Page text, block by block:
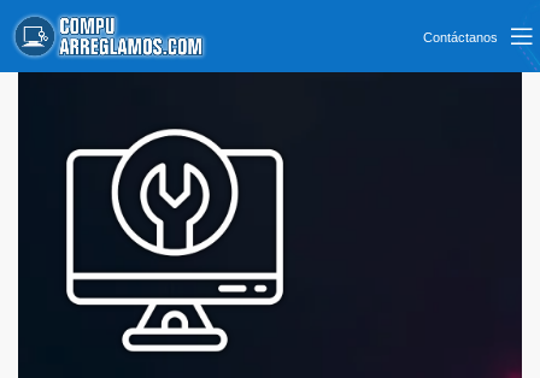
Contáctanos